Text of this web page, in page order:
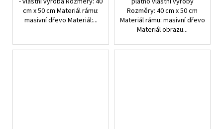
cm x 50 cm Materiál rámu:
masivní dřevo Materiál:...
Rozměry: 40 cm x 50 cm
Materiál rámu: masivní dřevo
Materiál obrazu...